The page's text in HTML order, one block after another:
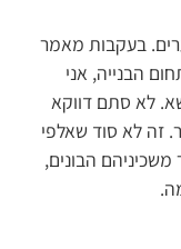
בעקבות מאמר
הבנייה, אני
לא סתם דווקא
זה לא סוד שאלפי
הבונים,